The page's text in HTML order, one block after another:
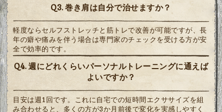
Q3. 巻き肩は自分で治せますか？
軽度ならセルフストレッチと筋トレで改善が可能ですが、長
年の癖や痛みを伴う場合は専門家のチェックを受ける方が安
全で効率的です。
Q4. 週にどれくらいパーソナルトレーニングに通えば
よいですか？
目安は週1回です。これに自宅での短時間エクササイズを組
み合わせると、多くの方が3か月前後で変化を実感しやすく